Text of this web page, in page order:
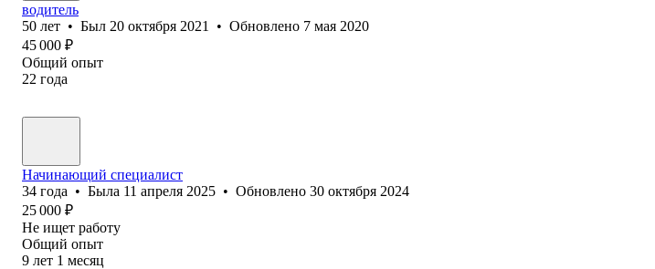
водитель
50 лет • Был 20 октября 2021 • Обновлено 7 мая 2020
45 000 ₽
Общий опыт
22 года
Начинающий специалист
34 года • Была 11 апреля 2025 • Обновлено 30 октября 2024
25 000 ₽
Не ищет работу
Общий опыт
9 лет 1 месяц